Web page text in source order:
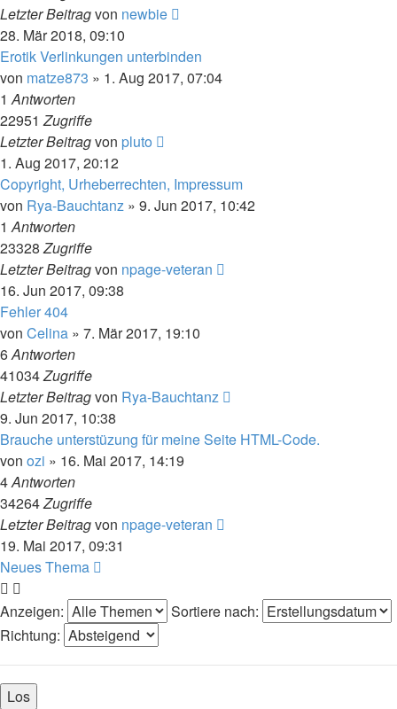
Letzter Beitragvon newbie
28. Mär 2018, 09:10
Erotik Verlinkungen unterbinden
von matze873 » 1. Aug 2017, 07:04
1Antworten
22951Zugriffe
Letzter Beitragvon pluto
1. Aug 2017, 20:12
Copyright, Urheberrechten, Impressum
von Rya-Bauchtanz » 9. Jun 2017, 10:42
1Antworten
23328Zugriffe
Letzter Beitragvon npage-veteran
16. Jun 2017, 09:38
Fehler 404
von Celina » 7. Mär 2017, 19:10
6Antworten
41034Zugriffe
Letzter Beitragvon Rya-Bauchtanz
9. Jun 2017, 10:38
Brauche unterstüzung für meine Seite HTML-Code.
von ozi » 16. Mai 2017, 14:19
4Antworten
34264Zugriffe
Letzter Beitragvon npage-veteran
19. Mai 2017, 09:31
Neues Thema
Anzeigen:
Sortiere nach:
Richtung: